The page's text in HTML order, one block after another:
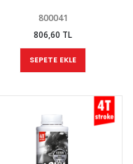
800041
806,60 TL
SEPETE EKLE